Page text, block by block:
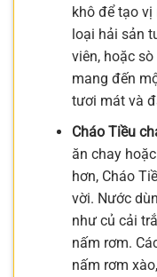
khô để tạo
loại hải sản
viên, hoặc
mang đến
tươi mát và
Cháo Tiều
ăn chay
hơn, Cháo
vời. Nước
như củ cải
nấm rơm.
nấm rơm